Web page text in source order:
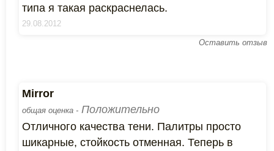
типа я такая раскраснелась.
29.08.2012
Оставить отзыв
Mirror
общая оценка - Положительно
Отличного качества тени. Палитры просто
шикарные, стойкость отменная. Теперь в